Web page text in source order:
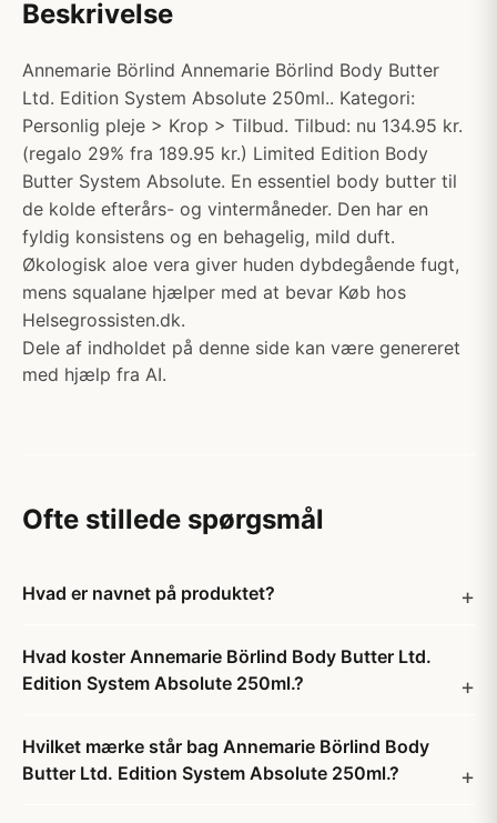
Beskrivelse
Annemarie Börlind Annemarie Börlind Body Butter
Ltd. Edition System Absolute 250ml.. Kategori:
Personlig pleje > Krop > Tilbud. Tilbud: nu 134.95 kr.
(regalo 29% fra 189.95 kr.) Limited Edition Body
Butter System Absolute. En essentiel body butter til
de kolde efterårs- og vintermåneder. Den har en
fyldig konsistens og en behagelig, mild duft.
Økologisk aloe vera giver huden dybdegående fugt,
mens squalane hjælper med at bevar Køb hos
Helsegrossisten.dk.
Dele af indholdet på denne side kan være genereret
med hjælp fra AI.
Ofte stillede spørgsmål
Hvad er navnet på produktet?
Hvad koster Annemarie Börlind Body Butter Ltd.
Edition System Absolute 250ml.?
Hvilket mærke står bag Annemarie Börlind Body
Butter Ltd. Edition System Absolute 250ml.?